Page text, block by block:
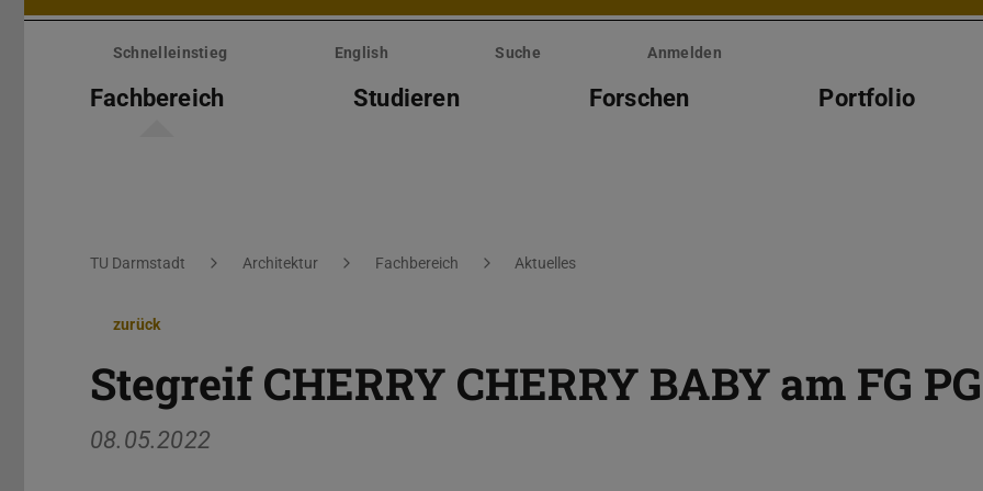
Menü
überspringenSchnelleinstieg English Suche Anmelden
Fachbereich Studieren Forschen Portfolio
Sie befinden sich hier:
TU Darmstadt Architektur Fachbereich Aktuelles
zurück
Stegreif CHERRY CHERRY BABY am FG PG
08.05.2022